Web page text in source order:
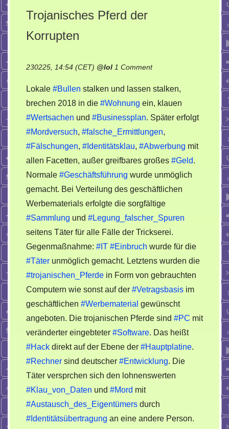
Trojanisches Pferd der
Korrupten
230225, 14:54 (CET) @lol 1 Commenton
Pferd
der
Korrupten
Lokale #Bullen stalken und lassen stalken,
brechen 2018 in die #Wohnung ein, klauen
#Wertsachen und #Businessplan. Später erfolgt
#Mordversuch, #falsche_Ermittlungen,
#Fälschungen, #Identitätsklau, #Abwerbung mit
allen Facetten, außer greifbares großes #Geld.
Normale #Geschäftsführung wurde unmöglich
gemacht. Bei Verteilung des geschäftlichen
Werbematerials erfolgte die sorgfältige
#Sammlung und #Legung_falscher_Spuren
seitens Täter für alle Fälle der Trickserei.
Gegenmaßnahme: #IT #Einbruch wurde für die
#Täter unmöglich gemacht. Letztens wurden die
#trojanischen_Pferde in Form von gebrauchten
Computern wie sonst auf der #Vetragsbasis im
geschäftlichen #Werbematerial gewünscht
angeboten. Die trojanischen Pferde sind #PC mit
veränderter eingebteter #Software. Das heißt
#Hack direkt auf der Ebene der #Hauptplatine.
#Rechner sind deutscher #Entwicklung. Die
Täter versprchen sich den lohnenswerten
#Klau_von_Daten und #Mord mit
#Austausch_des_Eigentümers durch
#Identitätsübertragung an eine andere Person.